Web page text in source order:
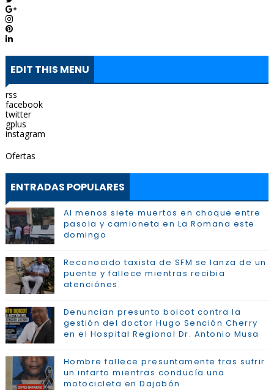
EDIT THIS MENU
rss
facebook
twitter
gplus
instagram
Ofertas
ENTRADAS POPULARES
Al menos siete muertos en choque entre
pasola y camioneta en La Romana este
domingo
Reconocido taxista de SFM se lanza de un
puente y fallece mientras recibia
atenciónes.
Denuncian presunto boicot contra la
gestión del doctor Hugo Sención Cherry
en el Hospital Regional Dr. Antonio Musa
Hombre fallece presuntamente tras sufrir
un infarto mientras conducía una
motocicleta en Dajabón